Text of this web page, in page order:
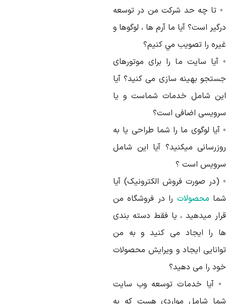
تا چه حد شرکت من در توسعه
است؟ آيا ما آرم ها ، لوگوها و
را تصويب مي کنيم؟
آیا سایت ما را برای موتورهای
بهینه سازی می کنید؟ آیا
شامل خدمات شماست و یا
اضافی است؟
آیا لوگوی ما را شما طراحی یا به
میکنید؟ آیا این شامل
است ؟
(در صورت فروش الکترونیک) آیا
محصولاترا در فروشگاه من
میدهید ، یا فقط دسته بندی
را ایجاد می کنید و به من
ایجاد و ویرایش محصولات
را می دهید؟
آیا خدمات توسعه وب سایت
شامل مواردی هست که به